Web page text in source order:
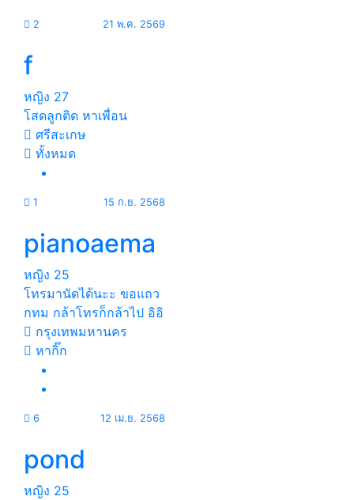
2 21 พ.ค. 2569
f
หญิง 27
โสดลูกติด หาเพื่อน
ศรีสะเกษ
ทั้งหมด
1 15 ก.ย. 2568
pianoaema
หญิง 25
โทรมานัดได้นะะ ขอแถว
กทม กล้าโทรก็กล้าไป อิอิ
กรุงเทพมหานคร
หากิ๊ก
6 12 เม.ย. 2568
pond
หญิง 25